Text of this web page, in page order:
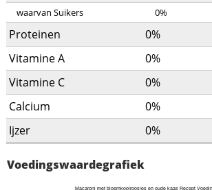
waarvan Suikers
0%
Proteinen 0%
Vitamine A
0%
Vitamine C
0%
Calcium
0%
Ijzer
0%
Voedingswaardegrafiek